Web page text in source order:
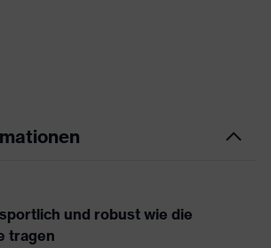
und robust wie die
tragen